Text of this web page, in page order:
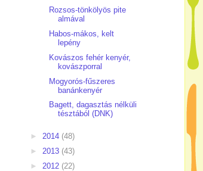
Rozsos-tönkölyös pite
almával
Habos-mákos, kelt
lepény
Kovászos fehér kenyér,
kovászporral
Mogyorós-fűszeres
banánkenyér
Bagett, dagasztás nélküli
tésztából (DNK)
► 2014 (48)
► 2013 (43)
► 2012 (22)